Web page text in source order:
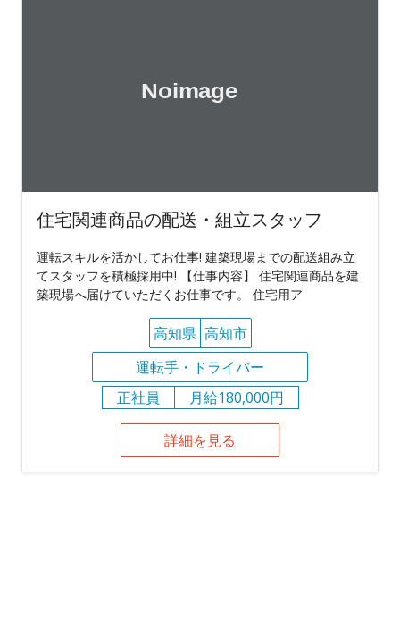
住宅関連商品の配送・組立スタッフ
運転スキルを活かしてお仕事! 建築現場までの配送組み立
てスタッフを積極採用中! 【仕事内容】 住宅関連商品を建
築現場へ届けていただくお仕事です。 住宅用ア
高知県 高知市
運転手・ドライバー
正社員
月給180,000円
詳細を見る